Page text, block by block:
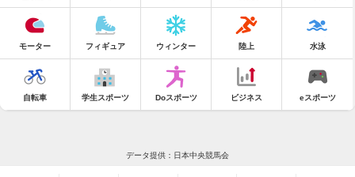
モーター フィギュア ウィンター 陸上 水泳
自転車 学生スポーツ Doスポーツ ビジネス eスポーツ
データ提供：日本中央競馬会